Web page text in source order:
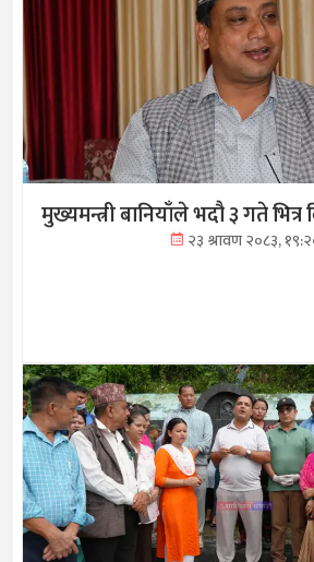
मुख्यमन्त्री बानियाँले भदौ ३ गते
२३ श्रावण २०८३,